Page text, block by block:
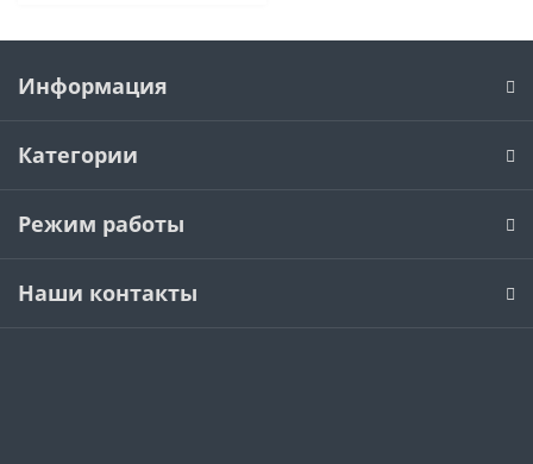
Информация
Категории
Режим работы
Наши контакты